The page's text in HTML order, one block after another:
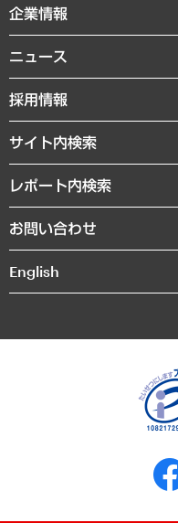
共生・ダイバーシティ
GRC（ガバナンス・リスク・コ
経済・産業・雇用・労働
まちづくり・観光・交通・スポー
自然資源・農林水産業・食料シス
コラム
経営用語集
受託・受注実績（官公庁関連）
メディア掲載・出演
セミナー・イベント情報
MUFGビジネスセミナー
受託案件情報
企業情報
私たちの想い
社長メッセージ
会社概要
沿革
組織図・本部部室紹介
インドネシア現地法人
個人情報保護方針
反社会的勢力に対する基本方針
ニュース
ニュースリリース
お知らせ
採用情報
サイト内検索
レポート内検索
お問い合わせ
English